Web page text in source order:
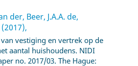
der, Beer, J.A.A. de,
vestiging en vertrek op de
aantal huishoudens. NIDI
no. 2017/03. The Hague: